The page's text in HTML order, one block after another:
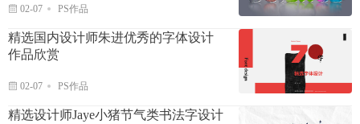
02-07 PS作品
精选国内设计师朱进优秀的字体设计
作品欣赏
02-07 PS作品
精选设计师Jaye小猪节气类书法字设计